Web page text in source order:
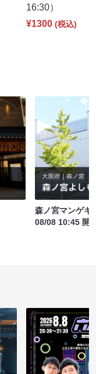
16:30）
¥1300 (税込)
森ノ宮マンゲキ
08/08 10:45 開